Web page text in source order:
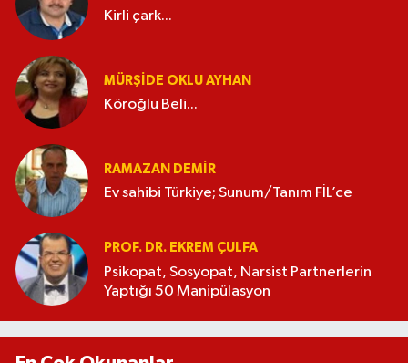
Kirli çark...
MÜRŞIDE OKLU AYHAN
Köroğlu Beli...
RAMAZAN DEMİR
Ev sahibi Türkiye; Sunum/Tanım FİL’ce
PROF. DR. EKREM ÇULFA
Psikopat, Sosyopat, Narsist Partnerlerin
Yaptığı 50 Manipülasyon